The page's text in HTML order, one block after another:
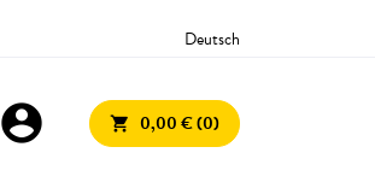
Deutsch
account_circle shopping_cart 0,00 € (0)